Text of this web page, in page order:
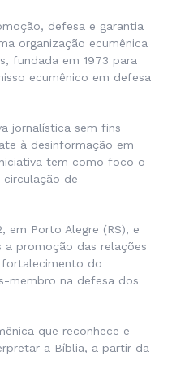
defesa e garantia
organização ecumênica
fundada em 1973 para
ecumênico em defesa
jornalística sem fins
à desinformação em
tem como foco o
circulação de
em Porto Alegre (RS), e
a promoção das relações
fortalecimento do
membro na defesa dos
que reconhece e
a Bíblia, a partir da